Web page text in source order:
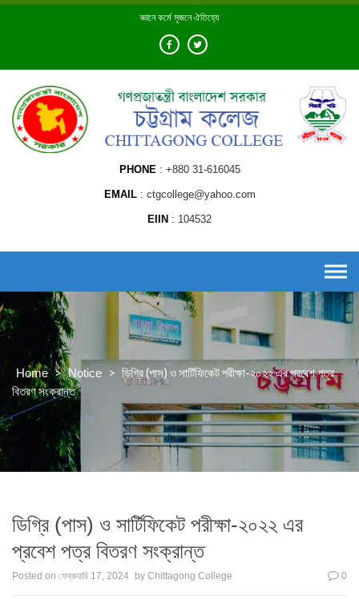
Skip
জ্ঞানে কর্মে সৃজনে ঐতিহ্যে
PHONE +880 31-616045
EMAIL ctgcollege@yahoo.com
EIIN 104532
Home > Notice > ডিগ্রি (পাস) ও সার্টিফিকেট পরীক্ষা-২০২২ এর প্রবেশ পত্র
বিতরণ সংক্রান্ত
ডিগ্রি (পাস) ও সার্টিফিকেট পরীক্ষা-২০২২ এর
প্রবেশ পত্র বিতরণ সংক্রান্ত
Posted on ফেব্রুয়ারি 17, 2024 by Chittagong College 0